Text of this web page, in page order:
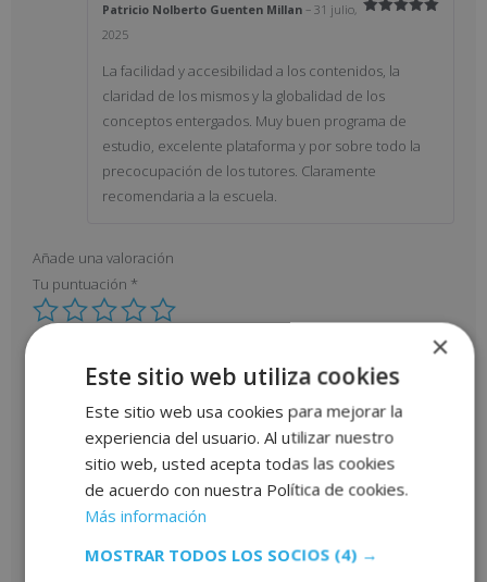
Patricio Nolberto Guenten Millan – 31 julio,
2025
La facilidad y accesibilidad a los contenidos, la
claridad de los mismos y la globalidad de los
conceptos entergados. Muy buen programa de
estudio, excelente plataforma y por sobre todo la
precocupación de los tutores. Claramente
recomendaria a la escuela.
Añade una valoración
Tu puntuación *
Nombre*
Correo electrónico*
×
Este sitio web utiliza cookies
Este sitio web usa cookies para mejorar la
experiencia del usuario. Al utilizar nuestro
sitio web, usted acepta todas las cookies
de acuerdo con nuestra Política de cookies.
Más información
MOSTRAR TODOS LOS SOCIOS (4) →